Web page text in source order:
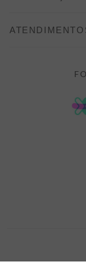
FORMAS DE
POLÍTICA DE